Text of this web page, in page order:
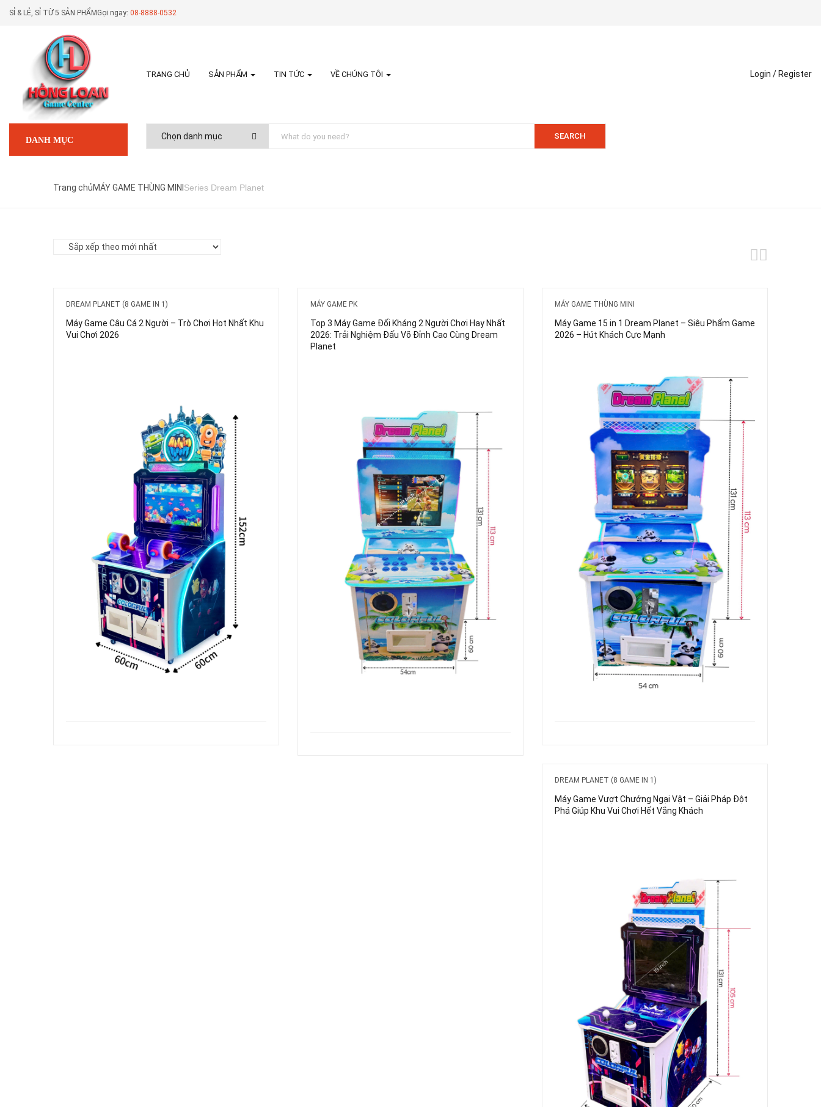
SỈ & LẺ, SỈ TỪ 5 SẢN PHẨM Gọi ngay: 08-8888-0532
TRANG CHỦ SẢN PHẨM TIN TỨC VỀ CHÚNG TÔI Login / Register
DANH MỤC SEARCH
Trang chủMÁY GAME THÙNG MINI Series Dream Planet
DREAM PLANET (8 GAME IN 1)
Máy Game Câu Cá 2 Người – Trò Chơi Hot Nhất Khu
Vui Chơi 2026
MÁY GAME PK
Top 3 Máy Game Đối Kháng 2 Người Chơi Hay Nhất
2026: Trải Nghiệm Đấu Võ Đỉnh Cao Cùng Dream
Planet
MÁY GAME THÙNG MINI
Máy Game 15 in 1 Dream Planet – Siêu Phẩm Game
2026 – Hút Khách Cực Mạnh
DREAM PLANET (8 GAME IN 1)
Máy Game Vượt Chướng Ngại Vật – Giải Pháp Đột
Phá Giúp Khu Vui Chơi Hết Vắng Khách